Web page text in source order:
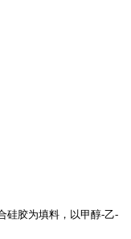
硅胶为填料，以甲醇-乙-